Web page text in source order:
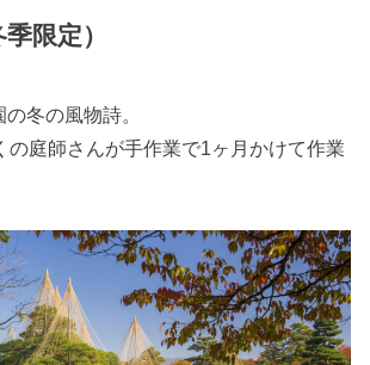
限定）
冬の風物詩。
の庭師さんが手作業で1ヶ月かけて作業